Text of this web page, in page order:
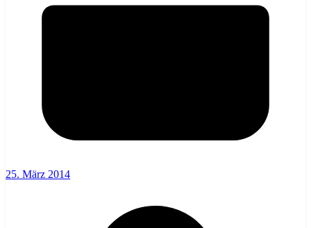
25. März 2014